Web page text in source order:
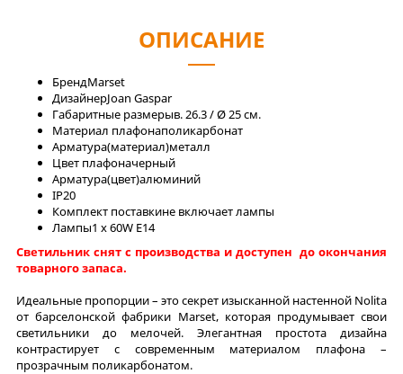
ОПИСАНИЕ
БрендMarset
ДизайнерJoan Gaspar
Габаритные размерыв. 26.3 / Ø 25 см.
Материал плафонаполикарбонат
Арматура(материал)металл
Цвет плафоначерный
Арматура(цвет)алюминий
IP20
Комплект поставкине включает лампы
Лaмпы1 x 60W E14
Светильник снят с производства и доступен до окончания
товарного запаса.
Идеальные пропорции – это секрет изысканной настенной Nolita
от барселонской фабрики Marset, которая продумывает свои
светильники до мелочей. Элегантная простота дизайна
контрастирует с современным материалом плафона –
прозрачным поликарбонатом.